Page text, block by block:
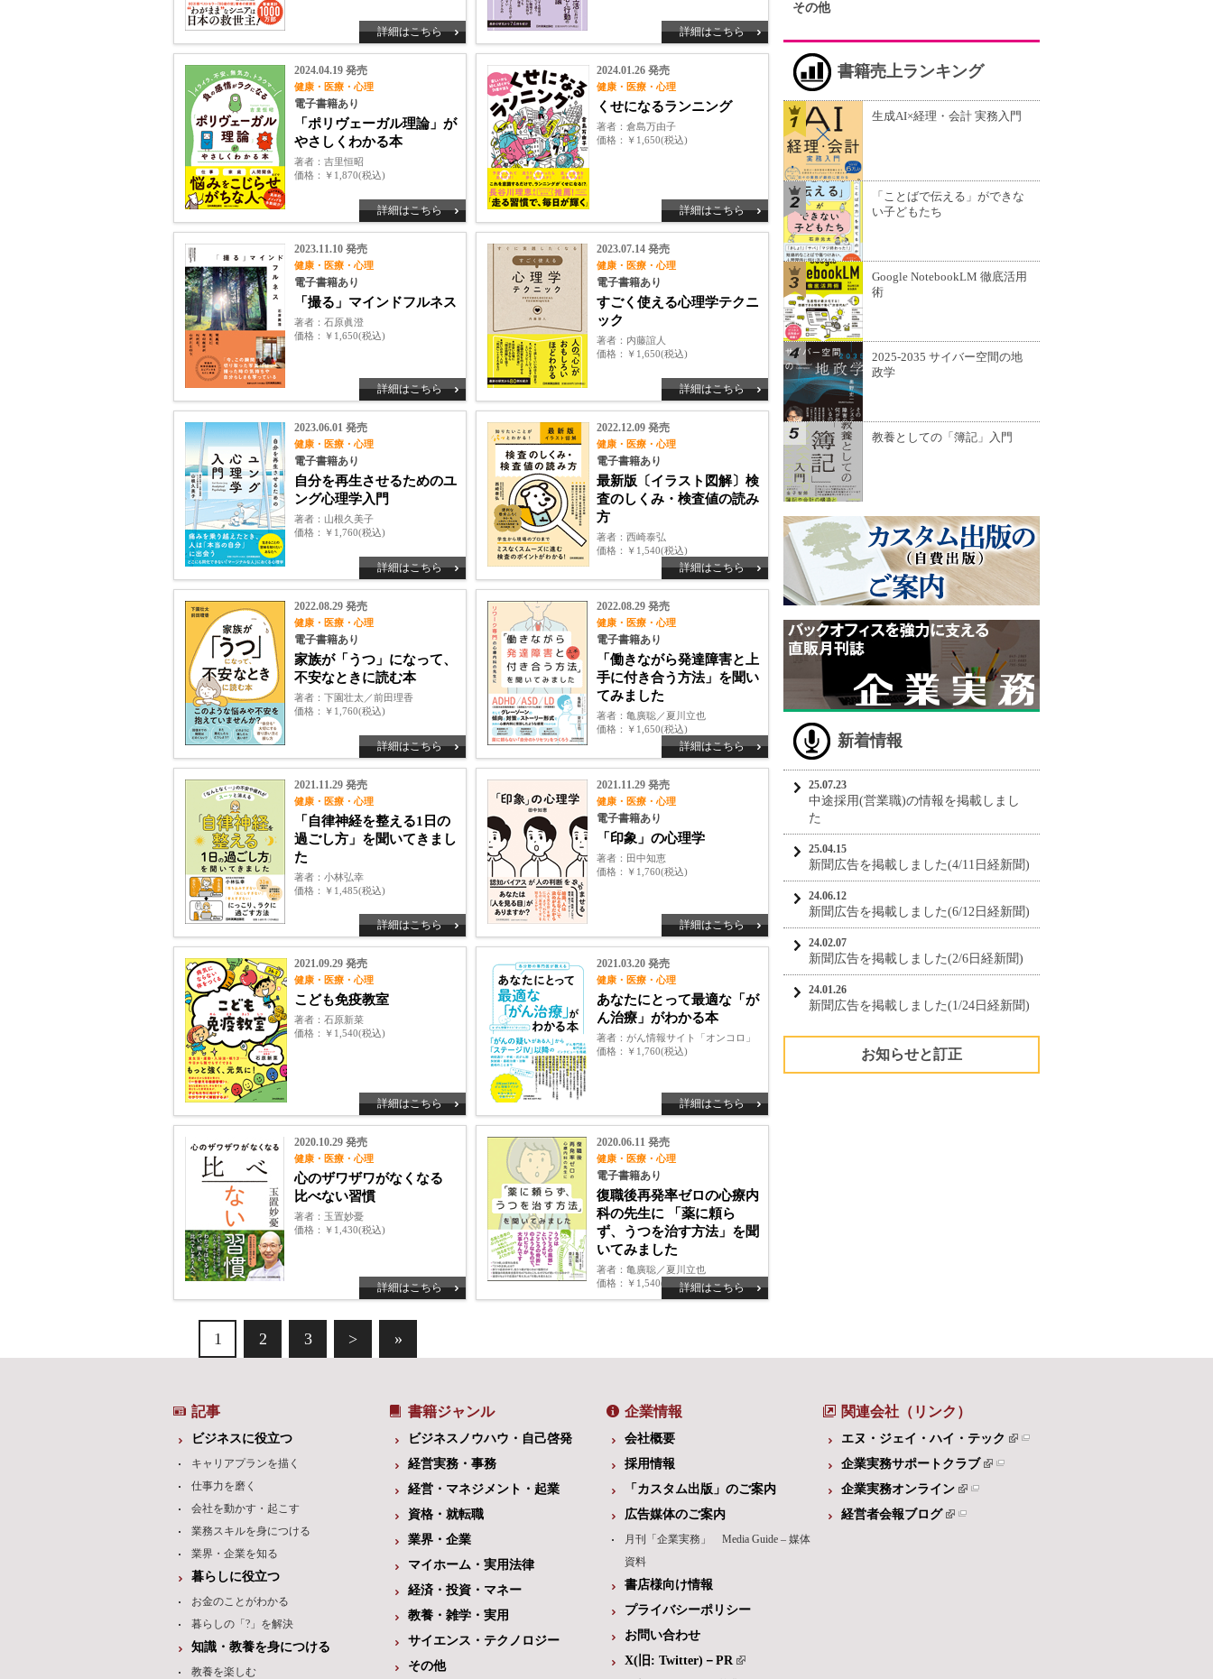
詳細はこちら 詳細はこちら
2024.04.19 発売
健康・医療・心理
電子書籍あり
「ポリヴェーガル理論」が
やさしくわかる本
著者
吉里恒昭
価格
￥1,870(税込)
詳細はこちら
2024.01.26 発売
健康・医療・心理
くせになるランニング
著者
倉島万由子
価格
￥1,650(税込)
詳細はこちら
2023.11.10 発売
健康・医療・心理
電子書籍あり
「撮る」マインドフルネス
著者
石原眞澄
価格
￥1,650(税込)
詳細はこちら
2023.07.14 発売
健康・医療・心理
電子書籍あり
すごく使える心理学テクニ
ック
著者
内藤誼人
価格
￥1,650(税込)
詳細はこちら
2023.06.01 発売
健康・医療・心理
電子書籍あり
自分を再生させるためのユ
ング心理学入門
著者
山根久美子
価格
￥1,760(税込)
詳細はこちら
2022.12.09 発売
健康・医療・心理
電子書籍あり
最新版〔イラスト図解〕検
査のしくみ・検査値の読み
方
著者
西崎泰弘
価格
￥1,540(税込)
詳細はこちら
2022.08.29 発売
健康・医療・心理
電子書籍あり
家族が「うつ」になって、
不安なときに読む本
著者
下園壮太／前田理香
価格
￥1,760(税込)
詳細はこちら
2022.08.29 発売
健康・医療・心理
電子書籍あり
「働きながら発達障害と上
手に付き合う方法」を聞い
てみました
著者
亀廣聡／夏川立也
価格
￥1,650(税込)
詳細はこちら
2021.11.29 発売
健康・医療・心理
「自律神経を整える1日の
過ごし方」を聞いてきまし
た
著者
小林弘幸
価格
￥1,485(税込)
詳細はこちら
2021.11.29 発売
健康・医療・心理
電子書籍あり
「印象」の心理学
著者
田中知恵
価格
￥1,760(税込)
詳細はこちら
2021.09.29 発売
健康・医療・心理
こども免疫教室
著者
石原新菜
価格
￥1,540(税込)
詳細はこちら
2021.03.20 発売
健康・医療・心理
あなたにとって最適な「が
ん治療」がわかる本
著者
がん情報サイト「オンコロ」
価格
￥1,760(税込)
詳細はこちら
2020.10.29 発売
健康・医療・心理
心のザワザワがなくなる
比べない習慣
著者
玉置妙憂
価格
￥1,430(税込)
詳細はこちら
2020.06.11 発売
健康・医療・心理
電子書籍あり
復職後再発率ゼロの心療内
科の先生に 「薬に頼ら
ず、うつを治す方法」を聞
いてみました
著者
亀廣聡／夏川立也
価格
￥1,540(税込)詳細はこちら
1 2 3 > »
その他
書籍売上ランキング
生成AI×経理・会計 実務入門
「ことばで伝える」ができな
い子どもたち
Google NotebookLM 徹底活用
術
2025-2035 サイバー空間の地
政学
教養としての「簿記」入門
新着情報
25.07.23
中途採用(営業職)の情報を掲載しまし
た
25.04.15
新聞広告を掲載しました(4/11日経新聞)
24.06.12
新聞広告を掲載しました(6/12日経新聞)
24.02.07
新聞広告を掲載しました(2/6日経新聞)
24.01.26
新聞広告を掲載しました(1/24日経新聞)
お知らせと訂正
記事
ビジネスに役立つ
キャリアプランを描く
仕事力を磨く
会社を動かす・起こす
業務スキルを身につける
業界・企業を知る
暮らしに役立つ
お金のことがわかる
暮らしの「?」を解決
知識・教養を身につける
教養を楽しむ
書籍ジャンル
ビジネスノウハウ・自己啓発
経営実務・事務
経営・マネジメント・起業
資格・就転職
業界・企業
マイホーム・実用法律
経済・投資・マネー
教養・雑学・実用
サイエンス・テクノロジー
その他
企業情報
会社概要
採用情報
「カスタム出版」のご案内
広告媒体のご案内
月刊「企業実務」 Media Guide – 媒体
資料
書店様向け情報
プライバシーポリシー
お問い合わせ
X(旧: Twitter)－PR
関連会社（リンク）
エヌ・ジェイ・ハイ・テック
企業実務サポートクラブ
企業実務オンライン
経営者会報ブログ